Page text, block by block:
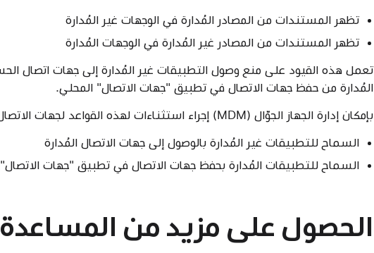
تظهر المستندات من المصادر المُدارة في الوجهات غير المُدارة
تظهر المستندات من المصادر غير المُدارة في الوجهات المُدارة
تعمل هذه القيود على منع وصول التطبيقات غير المُدارة إلى جهات اتصال
المُدارة من حفظ جهات الاتصال في تطبيق "جهات الاتصال" المحلي.
بإمكان إدارة الجهاز الجوّال (MDM) إجراء استثناءات لهذه القواعد لجهات الاتصال باستخدام الإعدادات التالية:
السماح للتطبيقات غير المُدارة بالوصول إلى جهات الاتصال المُدارة
السماح للتطبيقات المُدارة بحفظ جهات الاتصال في تطبيق "جهات
الحصول على مزيد من المساعدة